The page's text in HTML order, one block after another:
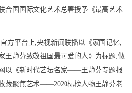
合国国际文化艺术总署授予《最高艺术
方平台上,央视新闻联播以《家国记忆,
静芬致敬祖国最可爱的人》为标题,做
以《新时代艺坛名家——王静芬专题报
藏聚焦艺术——2020标榜人物王静芬老